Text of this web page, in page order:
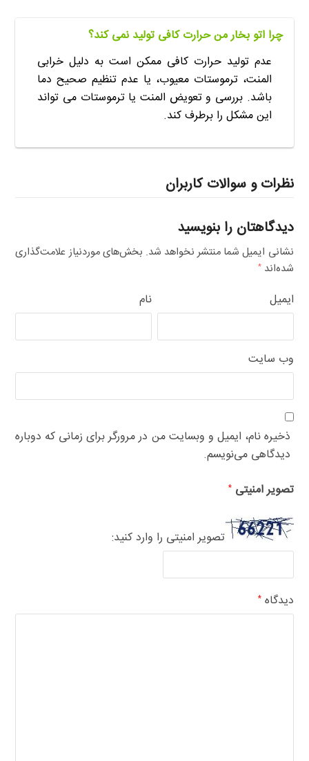
چرا اتو بخار من حرارت کافی تولید نمی کند؟
عدم تولید حرارت کافی ممکن است به دلیل خرابی
المنت، ترموستات معیوب، یا عدم تنظیم صحیح دما
باشد. بررسی و تعویض المنت یا ترموستات می تواند
این مشکل را برطرف کند.
نظرات و سوالات کاربران
دیدگاهتان را بنویسید
نشانی ایمیل شما منتشر نخواهد شد. بخش‌های موردنیاز علامت‌گذاری
شده‌اند*
نام ایمیل
وب‌ سایت
ذخیره نام، ایمیل و وبسایت من در مرورگر برای زمانی که دوباره
دیدگاهی می‌نویسم.
تصویر امنیتی*
تصویر امنیتی را وارد کنید:
دیدگاه*